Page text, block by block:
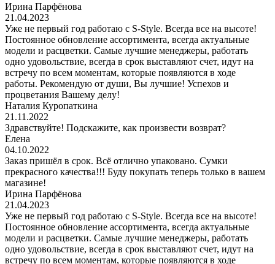
Ирина Парфёнова
21.04.2023
Уже не первый год работаю с S-Style. Всегда все на высоте!
Постоянное обновление ассортимента, всегда актуальные
модели и расцветки. Самые лучшие менеджеры, работать
одно удовольствие, всегда в срок выставляют счет, идут на
встречу по всем моментам, которые появляются в ходе
работы. Рекомендую от души, Вы лучшие! Успехов и
процветания Вашему делу!
Наталия Куропаткина
21.11.2022
Здравствуйте! Подскажите, как произвести возврат?
Елена
04.10.2022
Заказ пришёл в срок. Всё отлично упаковано. Сумки
прекрасного качества!!! Буду покупать теперь только в вашем
магазине!
Ирина Парфёнова
21.04.2023
Уже не первый год работаю с S-Style. Всегда все на высоте!
Постоянное обновление ассортимента, всегда актуальные
модели и расцветки. Самые лучшие менеджеры, работать
одно удовольствие, всегда в срок выставляют счет, идут на
встречу по всем моментам, которые появляются в ходе